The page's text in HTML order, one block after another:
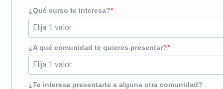
¿Qué curso te interesa?
¿A qué comunidad te quieres presentar?
¿Te interesa presentarte a alguna otra comunidad?